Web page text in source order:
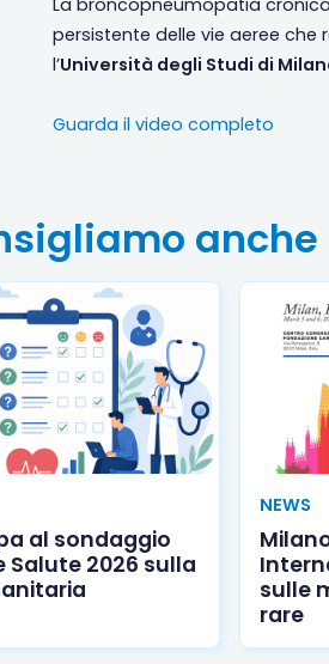
La broncopneumopatia
persistente delle vie aeree che
l’Università degli Studi di
Guarda il video completo
anche
al sondaggio
Salute 2026 sulla
NEWS
sulle
rare